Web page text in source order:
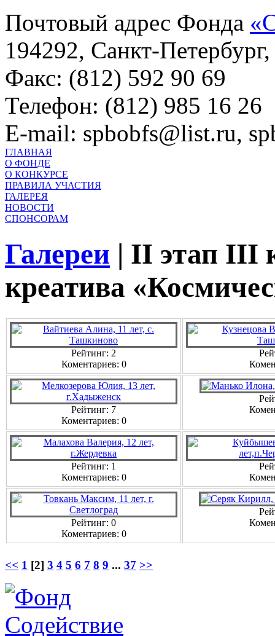
Почтовый адрес Фонда
194292, Санкт-
Факс: (812) 592 90 69
Телефон: (812) 985 16 26
E-mail: spbobfs@list.ru,
ГЛАВНАЯ
О ФОНДЕ
О КОНКУРСЕ
ПРАВИЛА УЧАСТИЯ
ГАЛЕРЕЯ
НОВОСТИ
СПОНСОРАМ
Галереи | II этап III
креатива
Рейтинг: 2
Коментариев: 0
Рейтинг: 7
Коментариев: 0
Рейтинг: 1
Коментариев: 0
Рейтинг: 0
Коментариев: 0
<< 1 [2] 3 4 5 6 7 8 9 ... 37 >>